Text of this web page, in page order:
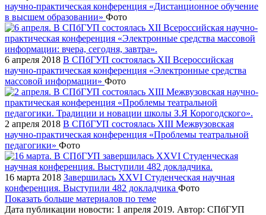
научно-практическая конференция «Дистанционное обучение
в высшем образовании» Фото
6 апреля 2018 В СПбГУП состоялась XII Всероссийская
научно-практическая конференция «Электронные средства
массовой информации» Фото
2 апреля 2018 В СПбГУП состоялась XIII Межвузовская
научно-практическая конференция «Проблемы театральной
педагогики» Фото
16 марта 2018 Завершилась XXVI Студенческая научная
конференция. Выступили 482 докладчика Фото
Показать больше материалов по теме
Дата публикации новости: 1 апреля 2019. Автор: СПбГУП